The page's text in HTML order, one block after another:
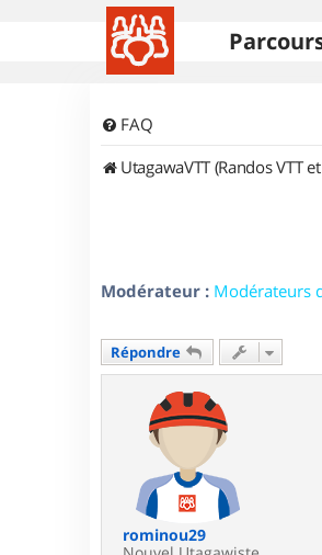
FAQ
UtagawaVTT (Randos VTT
Modérateur : Modérateurs
Répondre
rominou29